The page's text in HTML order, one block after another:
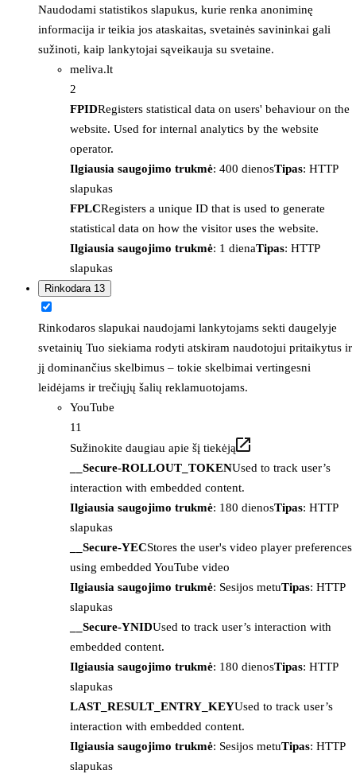
Naudodami statistikos slapukus, kurie renka anoniminę
informacija ir teikia jos ataskaitas, svetainės savininkai gali
sužinoti, kaip lankytojai sąveikauja su svetaine.
meliva.lt
2
FPIDRegisters statistical data on users' behaviour on the
website. Used for internal analytics by the website
operator.
Ilgiausia saugojimo trukmė: 400 dienosTipas: HTTP
slapukas
FPLCRegisters a unique ID that is used to generate
statistical data on how the visitor uses the website.
Ilgiausia saugojimo trukmė: 1 dienaTipas: HTTP
slapukas
Rinkodara 13
Rinkodaros slapukai naudojami lankytojams sekti daugelyje
svetainių Tuo siekiama rodyti atskiram naudotojui pritaikytus ir
jį dominančius skelbimus – tokie skelbimai vertingesni
leidėjams ir trečiųjų šalių reklamuotojams.
YouTube
11
Sužinokite daugiau apie šį tiekėją
__Secure-ROLLOUT_TOKENUsed to track user’s
interaction with embedded content.
Ilgiausia saugojimo trukmė: 180 dienosTipas: HTTP
slapukas
__Secure-YECStores the user's video player preferences
using embedded YouTube video
Ilgiausia saugojimo trukmė: Sesijos metuTipas: HTTP
slapukas
__Secure-YNIDUsed to track user’s interaction with
embedded content.
Ilgiausia saugojimo trukmė: 180 dienosTipas: HTTP
slapukas
LAST_RESULT_ENTRY_KEYUsed to track user’s
interaction with embedded content.
Ilgiausia saugojimo trukmė: Sesijos metuTipas: HTTP
slapukas